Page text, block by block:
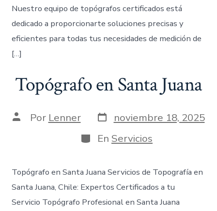
Nuestro equipo de topógrafos certificados está
dedicado a proporcionarte soluciones precisas y
eficientes para todas tus necesidades de medición de
[…]
Topógrafo en Santa Juana
AutorPor Lenner Fecha
de
publicación
noviembre 18, 2025
Categorías
En Servicios
Topógrafo en Santa Juana Servicios de Topografía en
Santa Juana, Chile: Expertos Certificados a tu
Servicio Topógrafo Profesional en Santa Juana